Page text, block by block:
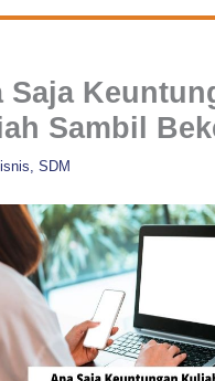
Saja
Sambil
SDM